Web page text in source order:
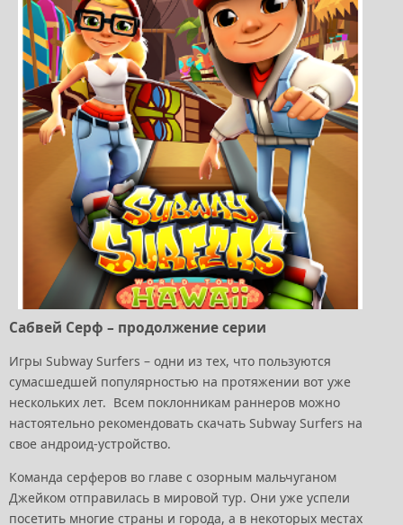
Сабвей Серф – продолжение серии
Игры Subway Surfers – одни из тех, что пользуются
сумасшедшей популярностью на протяжении вот уже
нескольких лет. Всем поклонникам раннеров можно
настоятельно рекомендовать скачать Subway Surfers на
свое андроид-устройство.
Команда серферов во главе с озорным мальчуганом
Джейком отправилась в мировой тур. Они уже успели
посетить многие страны и города, а в некоторых местах